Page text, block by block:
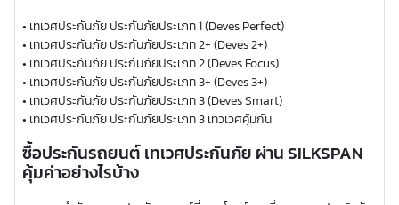
• เทเวศประกันภัย ประกันภัยประเภท 1 (Deves Perfect)
• เทเวศประกันภัย ประกันภัยประเภท 2+ (Deves 2+)
• เทเวศประกันภัย ประกันภัยประเภท 2 (Deves Focus)
• เทเวศประกันภัย ประกันภัยประเภท 3+ (Deves 3+)
• เทเวศประกันภัย ประกันภัยประเภท 3 (Deves Smart)
• เทเวศประกันภัย ประกันภัยประเภท 3 เทวเวศคุ้มกัน
ซื้อประกันรถยนต์ เทเวศประกันภัย ผ่าน SILKSPAN
คุ้มค่าอย่างไรบ้าง